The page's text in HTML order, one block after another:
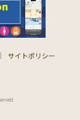
サイトポリシー